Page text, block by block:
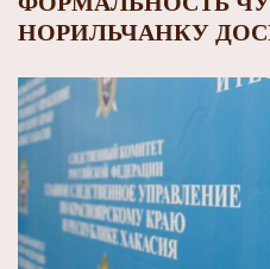
НОРИЛЬЧАНКУ